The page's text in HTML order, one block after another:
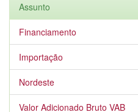
Assunto
Financiamento
Importação
Nordeste
Valor Adicionado Bruto VAB